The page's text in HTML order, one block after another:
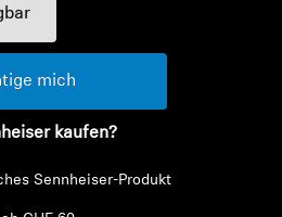
Zubehör
mich
kaufen?
Sennheiser-Produkt